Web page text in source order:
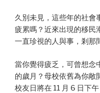
久別未見，這些年的社會
疲累嗎？近來出現的移民
一直珍視的人與事，剎那
當你覺得疲乏，可曾想念
的歲月？母校依舊為你敞
校友日將在 11 月 6 日下